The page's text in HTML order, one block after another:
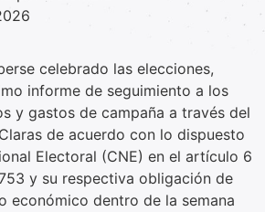
celebrado las elecciones,
informe de seguimiento a los
y gastos de campaña a través del
de acuerdo con lo dispuesto
Electoral (CNE) en el artículo 6
y su respectiva obligación de
económico dentro de la semana